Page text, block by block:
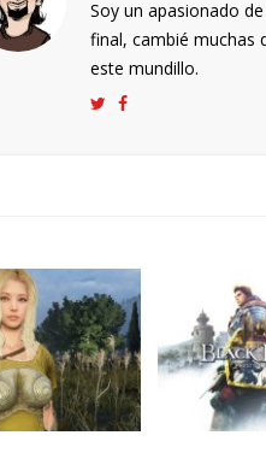
Soy un apasionado
final, cambié muchas
este mundillo.